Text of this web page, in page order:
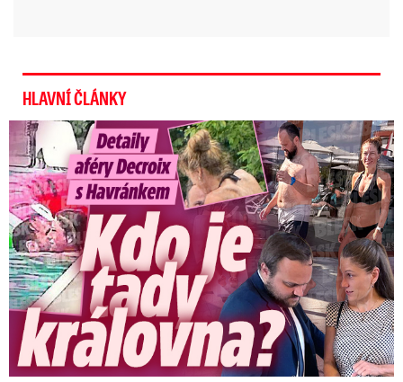
HLAVNÍ ČLÁNKY
Detaily aféry Decroix s Havránkem: Kdo je tady královna?